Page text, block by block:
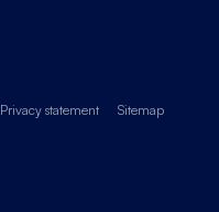
Privacy statement Sitemap